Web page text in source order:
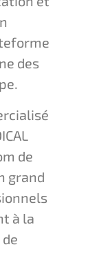
des
de
grand
à la